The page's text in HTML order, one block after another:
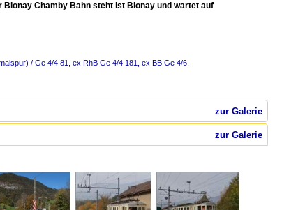
Blonay Chamby Bahn steht ist Blonay und wartet auf
/ Ge 4/4 81, ex RhB Ge 4/4 181, ex BB Ge 4/6
zur Galerie
zur Galerie